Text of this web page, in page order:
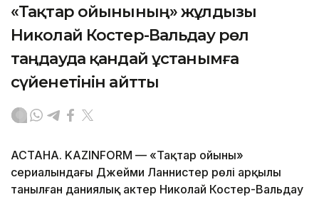
«Тақтар ойынының» жұлдызы
Николай Костер-Вальдау рөл
таңдауда қандай ұстанымға
сүйенетінін айтты
АСТАНА. KAZINFORM — «Тақтар ойыны»
сериалындағы Джейми Ланнистер рөлі арқылы
танылған даниялық актер Николай Костер-Вальдау